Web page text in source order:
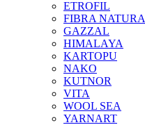
ETROFIL
FIBRA NATURA
GAZZAL
HIMALAYA
KARTOPU
NAKO
KUTNOR
VITA
WOOL SEA
YARNART